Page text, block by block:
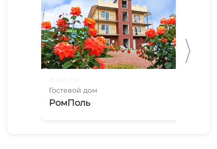
Гостевой дом
РомПоль